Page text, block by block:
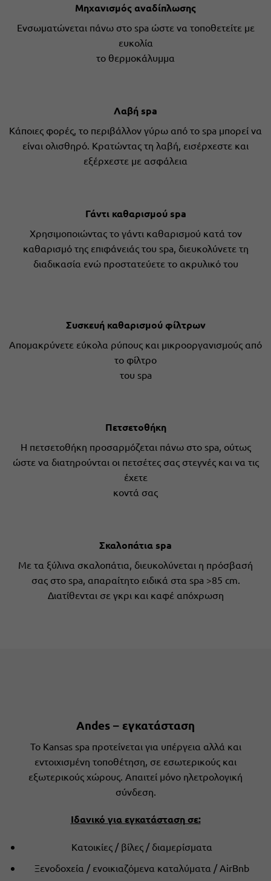
Μηχανισμός αναδίπλωσης
Ενσωματώνεται πάνω στο spa ώστε να τοποθετείτε με
ευκολία
το θερμοκάλυμμα
Λαβή spa
Κάποιες φορές, το περιβάλλον γύρω από το spa μπορεί να
είναι ολισθηρό. Κρατώντας τη λαβή, εισέρχεστε και
εξέρχεστε με ασφάλεια
Γάντι καθαρισμού spa
Χρησιμοποιώντας το γάντι καθαρισμού κατά τον
καθαρισμό της επιφάνειάς του spa, διευκολύνετε τη
διαδικασία ενώ προστατεύετε το ακρυλικό του
Συσκευή καθαρισμού φίλτρων
Απομακρύνετε εύκολα ρύπους και μικροοργανισμούς από
το φίλτρο
του spa
Πετσετοθήκη
Η πετσετοθήκη προσαρμόζεται πάνω στο spa, ούτως
ώστε να διατηρούνται οι πετσέτες σας στεγνές και να τις
έχετε
κοντά σας
Σκαλοπάτια spa
Με τα ξύλινα σκαλοπάτια, διευκολύνεται η πρόσβασή
σας στο spa, απαραίτητο ειδικά στα spa >85 cm.
Διατίθενται σε γκρι και καφέ απόχρωση
Andes – εγκατάσταση
Το Kansas spa προτείνεται για υπέργεια αλλά και
εντοιχισμένη τοποθέτηση, σε εσωτερικούς και
εξωτερικούς χώρους. Απαιτεί μόνο ηλετρολογική
σύνδεση.
Ιδανικό για εγκατάσταση σε:
Κατοικίες / βίλες / διαμερίσματα
Ξενοδοχεία / ενοικιαζόμενα καταλύματα / AirBnb